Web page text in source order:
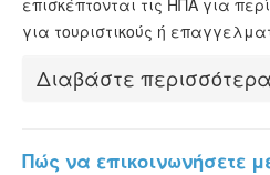
επισκέπτονται τις ΗΠΑ για
για τουριστικούς ή
Διαβάστε περισσότερα
Πώς να επικοινωνήσετε